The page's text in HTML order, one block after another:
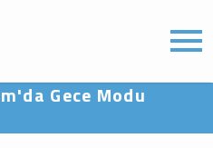
Gece Modu